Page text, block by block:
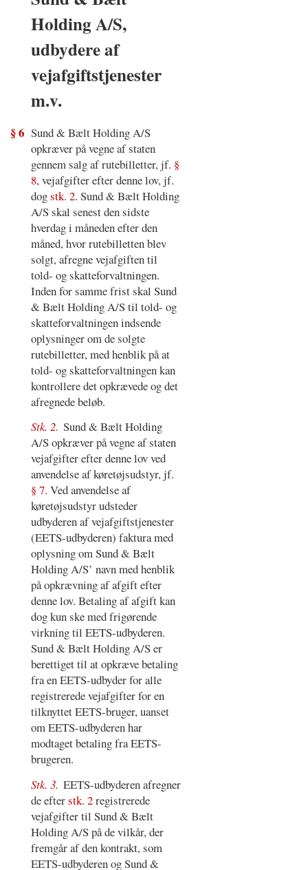
Holding A/S,
udbydere af
vejafgiftstjenester
m.v.
§ 6 Sund & Bælt Holding A/S
opkræver på vegne af staten
gennem salg af rutebilletter, jf. §
8, vejafgifter efter denne lov, jf.
dogstk. 2. Sund & Bælt Holding
A/S skal senest den sidste
hverdag i måneden efter den
måned, hvor rutebilletten blev
solgt, afregne vejafgiften til
told- og skatteforvaltningen.
Inden for samme frist skal Sund
& Bælt Holding A/S til told- og
skatteforvaltningen indsende
oplysninger om de solgte
rutebilletter, med henblik på at
told- og skatteforvaltningen kan
kontrollere det opkrævede og det
afregnede beløb.
Stk. 2. Sund & Bælt Holding
A/S opkræver på vegne af staten
vejafgifter efter denne lov ved
anvendelse af køretøjsudstyr, jf.
§ 7. Ved anvendelse af
køretøjsudstyr udsteder
udbyderen af vejafgiftstjenester
(EETS-udbyderen) faktura med
oplysning om Sund & Bælt
Holding A/S’ navn med henblik
på opkrævning af afgift efter
denne lov. Betaling af afgift kan
dog kun ske med frigørende
virkning til EETS-udbyderen.
Sund & Bælt Holding A/S er
berettiget til at opkræve betaling
fra en EETS-udbyder for alle
registrerede vejafgifter for en
tilknyttet EETS-bruger, uanset
om EETS-udbyderen har
modtaget betaling fra EETS-
brugeren.
Stk. 3. EETS-udbyderen afregner
de efterstk. 2registrerede
vejafgifter til Sund & Bælt
Holding A/S på de vilkår, der
fremgår af den kontrakt, som
EETS-udbyderen og Sund &